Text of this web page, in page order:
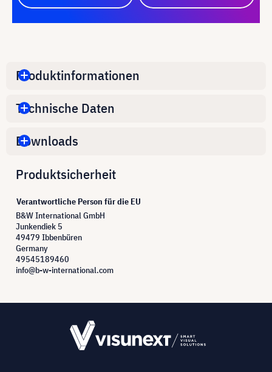
Produktinformationen
Technische Daten
Downloads
Produktsicherheit
Verantwortliche Person für die EU
B&W International GmbH
Junkendiek 5
49479 Ibbenbüren
Germany
49545189460
info@b-w-international.com